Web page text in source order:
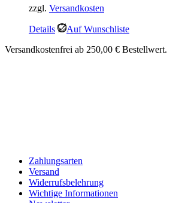
zzgl. Versandkosten
Details
Auf Wunschliste
Versandkostenfrei ab 250,00 € Bestellwert.
Zahlungsarten
Versand
Widerrufsbelehrung
Wichtige Informationen